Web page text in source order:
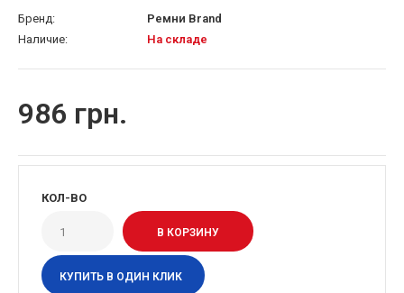
Бренд:
Ремни Brand
Наличие:
На складе
986 грн.
КОЛ-ВО
КУПИТЬ В ОДИН КЛИК